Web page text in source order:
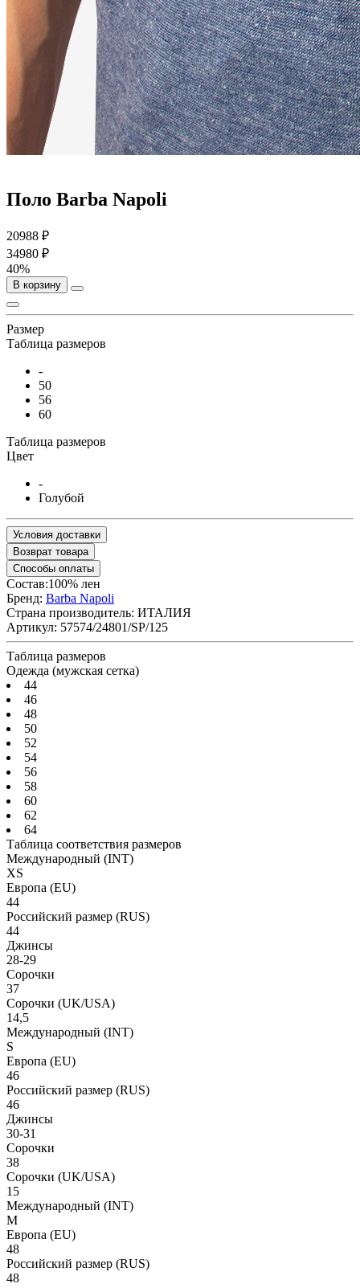
Поло Barba Napoli
20988 ₽
34980 ₽
40%
В корзину
Размер
Таблица размеров
-
50
56
60
Таблица размеров
Цвет
-
Голубой
Условия доставки
Возврат товара
Способы оплаты
Состав:100% лен
Бренд: Barba Napoli
Страна производитель: ИТАЛИЯ
Артикул: 57574/24801/SP/125
Таблица размеров
Одежда (мужская сетка)
44
46
48
50
52
54
56
58
60
62
64
Таблица соответствия размеров
Международный (INT)
XS
Европа (EU)
44
Российский размер (RUS)
44
Джинсы
28-29
Сорочки
37
Сорочки (UK/USA)
14,5
Международный (INT)
S
Европа (EU)
46
Российский размер (RUS)
46
Джинсы
30-31
Сорочки
38
Сорочки (UK/USA)
15
Международный (INT)
M
Европа (EU)
48
Российский размер (RUS)
48